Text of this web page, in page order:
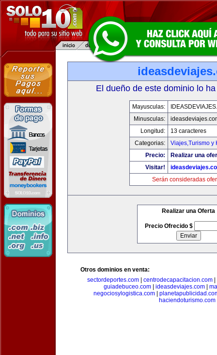
El dueño de este dominio lo
Mayusculas:
Minusculas:
Longitud:
13 caracteres
Categorias:
Viajes,Turismo y
Precio:
Realizar una
Visitar!
Serán consideradas
Realizar una Oferta
Precio Ofrecido $
Otros dominios en venta:
sectordeportes.com| centrodecapacitacion.com|
guiadebuceo.com
ideasdeviajes.com
negociosylogistica.com|
haciendoturismo.com